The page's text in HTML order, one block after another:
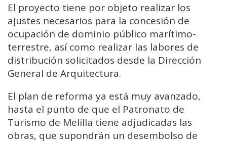
El proyecto tiene por objeto realizar los
ajustes necesarios para la concesión de
ocupación de dominio público marítimo-
terrestre, así como realizar las labores de
distribución solicitados desde la Dirección
General de Arquitectura.
El plan de reforma ya está muy avanzado,
hasta el punto de que el Patronato de
Turismo de Melilla tiene adjudicadas las
obras, que supondrán un desembolso de